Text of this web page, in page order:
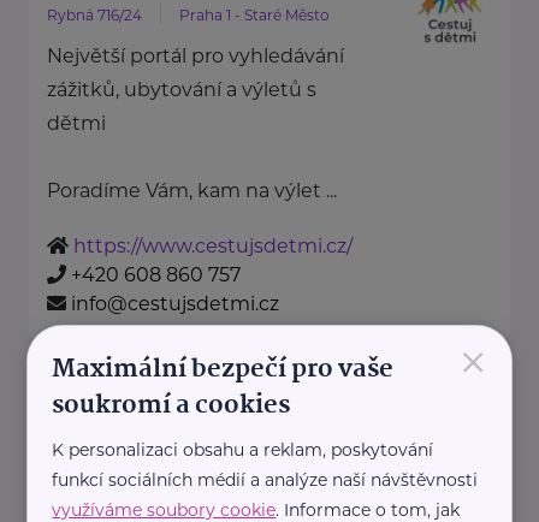
Rybná 716/24 Praha 1 - Staré Město
Největší portál pro vyhledávání
zážitků, ubytování a výletů s
dětmi
Poradíme Vám, kam na výlet ...
https://www.cestujsdetmi.cz/
+420 608 860 757
info@cestujsdetmi.cz
Český zahrádkářský svaz, z.s.
Redakce webu iZahrádkář.cz
e-mail: tomasek@zahradkari.cz
×
Maximální bezpečí pro vaše
soukromí a cookies
K personalizaci obsahu a reklam, poskytování
funkcí sociálních médií a analýze naší návštěvnosti
využíváme soubory cookie. Informace o tom, jak